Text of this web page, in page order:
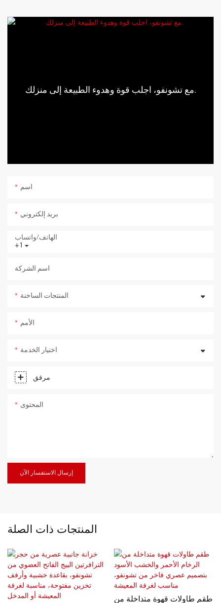
مع تشونفو، اجلب قوة وهدوء الطبيعة إلى منزلك.
اسم
بريد إلكتروني
+1
الهاتف/واتساب
اسم الشركة
المنتجات الساخنة
الأمم
اختيار الخدمة
مرفق
المحتوى
إرسال الاستفسار الآن
المنتجات ذات الصلة
طقم طاولات قهوة متداخلة من